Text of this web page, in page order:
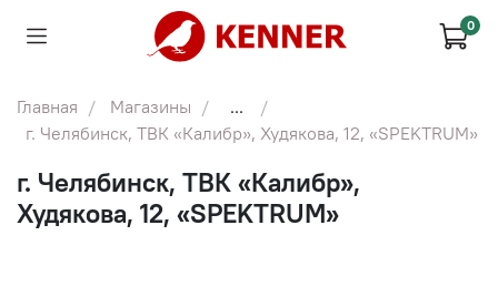
0
Главная Магазины
...
г. Челябинск, ТВК «Калибр», Худякова, 12, «SPEKTRUM»
г. Челябинск, ТВК «Калибр»,
Худякова, 12, «SPEKTRUM»